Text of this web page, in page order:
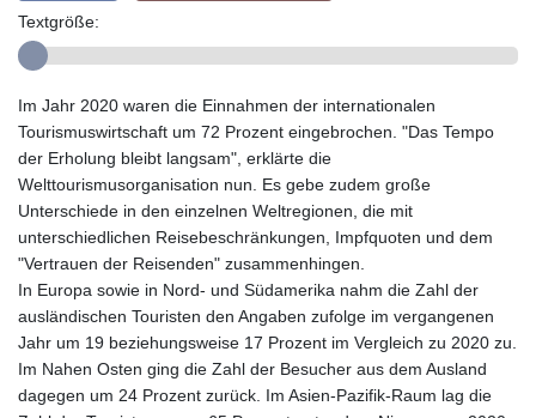
Textgröße:
Im Jahr 2020 waren die Einnahmen der internationalen
Tourismuswirtschaft um 72 Prozent eingebrochen. "Das Tempo
der Erholung bleibt langsam", erklärte die
Welttourismusorganisation nun. Es gebe zudem große
Unterschiede in den einzelnen Weltregionen, die mit
unterschiedlichen Reisebeschränkungen, Impfquoten und dem
"Vertrauen der Reisenden" zusammenhingen.
In Europa sowie in Nord- und Südamerika nahm die Zahl der
ausländischen Touristen den Angaben zufolge im vergangenen
Jahr um 19 beziehungsweise 17 Prozent im Vergleich zu 2020 zu.
Im Nahen Osten ging die Zahl der Besucher aus dem Ausland
dagegen um 24 Prozent zurück. Im Asien-Pazifik-Raum lag die